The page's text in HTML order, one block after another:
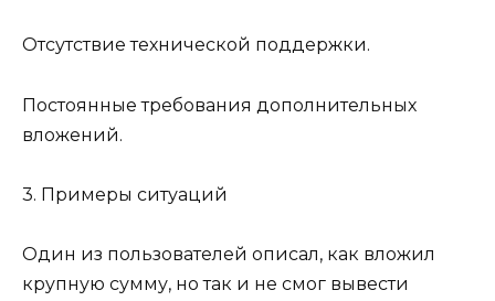
Отсутствие технической поддержки.
Постоянные требования дополнительных
вложений.
3. Примеры ситуаций
Один из пользователей описал, как вложил
крупную сумму, но так и не смог вывести